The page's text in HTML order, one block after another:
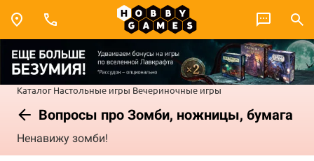
Каталог Настольные игры Вечериночные игры
Вопросы про Зомби, ножницы, бумага
Ненавижу зомби!